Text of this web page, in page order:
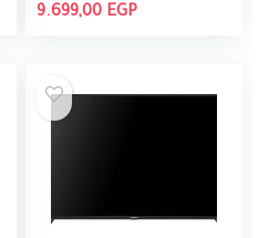
9.699,00 EGP